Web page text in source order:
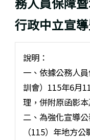
行政中立宣
說明：
一、依據公務人
訓會）115年6月
理，併附原函影
二、為強化宣導
（115）年地方